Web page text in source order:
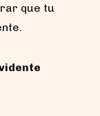
que tu